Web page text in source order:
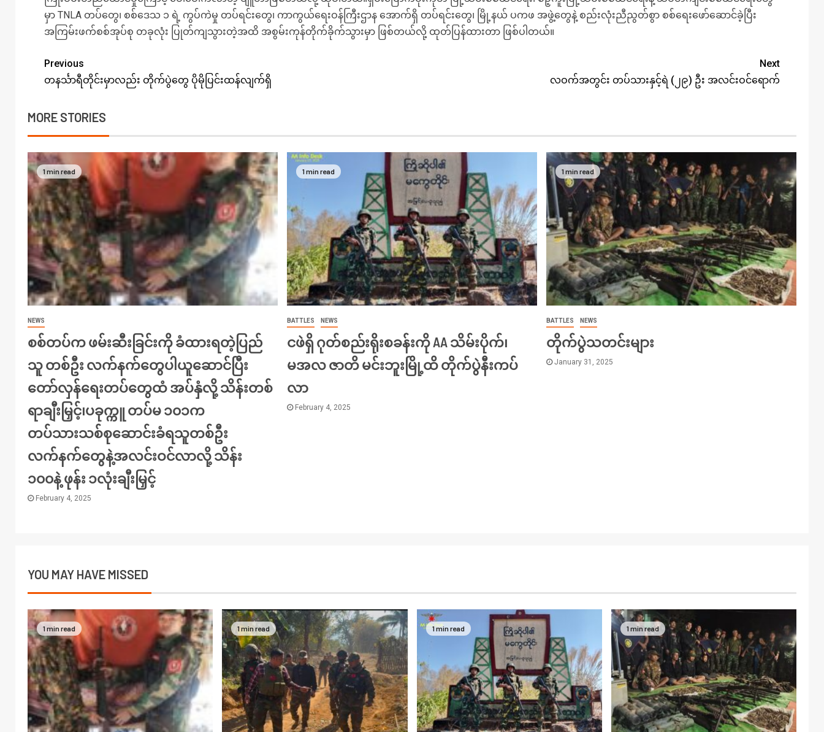
မှာ TNLA တပ်တွေ၊ စစ်ဒေသ ၁ ရဲ့ ကွပ်ကဲ‌‌မှု တပ်ရင်းတွေ၊ ကာကွယ်ရေးဝန်ကြီးဌာန အောက်ရှိ တပ်ရင်းတွေ၊ မြို့နယ် ပကဖ အဖွဲ့တွေနဲ့ စည်းလုံးညီညွတ်‌စွာ စစ်ရေးဖော်ဆောင်ခဲ့ပြီး
အကြမ်းဖက်စစ်အုပ်စု တခုလုံး ပြုတ်ကျသွားတဲ့အထိ အစွမ်းကုန်တိုက်ခိုက်သွားမှာ ဖြစ်တယ်လို့ ထုတ်ပြန်ထားတာ ဖြစ်ပါတယ်။
Previous
တနင်္သာရီတိုင်းမှာလည်း တိုက်ပွဲတွေ ပိုမိုပြင်းထန်လျက်ရှိ
Next
လဝက်အတွင်း တပ်သားနှင့်ရဲ (၂၉) ဦး အလင်းဝင်ရောက်
MORE STORIES
1 min read
NEWS
စစ်တပ်က ဖမ်းဆီးခြင်းကို ခံထားရတဲ့ပြည်
သူ တစ်ဦး လက်နက်တွေပါယူဆောင်ပြီး
တော်လှန်ရေးတပ်တွေထံ အပ်နှံလို့ သိန်းတစ်
ရာချီးမြှင့်၊ပခုက္ကူ တပ်မ ၁၀၁က
တပ်သားသစ်စုဆောင်းခံရသူတစ်ဦး
လက်နက်တွေနဲ့အလင်းဝင်လာလို့ သိန်း
၁၀၀နဲ့ ဖုန်း ၁လုံးချီးမြှင့်
February 4, 2025
1 min read
BATTLES NEWS
ငဖဲရှိ ဂုတ်စည်းရိုးစခန်းကို AA သိမ်းပိုက်၊
မအလ ဇာတိ မင်းဘူးမြို့ထိ တိုက်ပွဲနီးကပ်
လာ
February 4, 2025
1 min read
BATTLES NEWS
တိုက်ပွဲသတင်းများ
January 31, 2025
YOU MAY HAVE MISSED
1 min read 1 min read 1 min read 1 min read